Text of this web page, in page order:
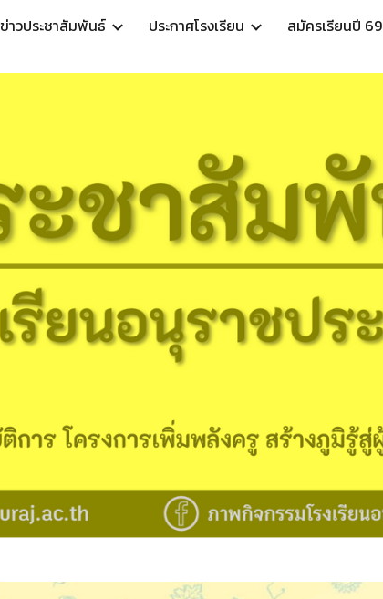
Skip to navigation
ข่าวประชาสัมพันธ์ ประกาศโรงเรียน สมัครเรียนปี 69